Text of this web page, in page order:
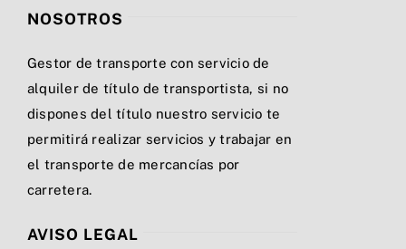
NOSOTROS
Gestor de transporte con servicio de
alquiler de título de transportista, si no
dispones del título nuestro servicio te
permitirá realizar servicios y trabajar en
el transporte de mercancías por
carretera.
AVISO LEGAL